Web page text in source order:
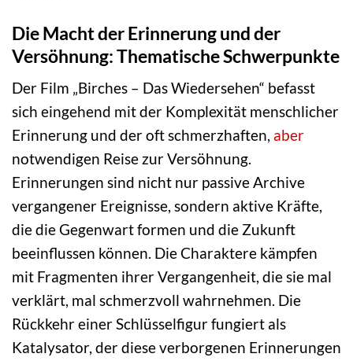
Die Macht der Erinnerung und der
Versöhnung: Thematische Schwerpunkte
Der Film „Birches – Das Wiedersehen“ befasst
sich eingehend mit der Komplexität menschlicher
Erinnerung und der oft schmerzhaften, aber
notwendigen Reise zur Versöhnung.
Erinnerungen sind nicht nur passive Archive
vergangener Ereignisse, sondern aktive Kräfte,
die die Gegenwart formen und die Zukunft
beeinflussen können. Die Charaktere kämpfen
mit Fragmenten ihrer Vergangenheit, die sie mal
verklärt, mal schmerzvoll wahrnehmen. Die
Rückkehr einer Schlüsselfigur fungiert als
Katalysator, der diese verborgenen Erinnerungen